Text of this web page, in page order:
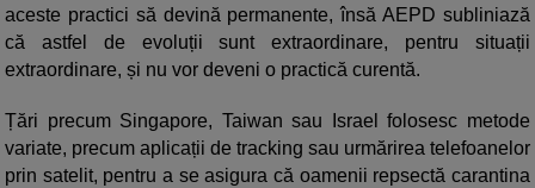
aceste practici să devină permanente, însă AEPD subliniază
că astfel de evoluții sunt extraordinare, pentru situații
extraordinare, și nu vor deveni o practică curentă.
Țări precum Singapore, Taiwan sau Israel folosesc metode
variate, precum aplicații de tracking sau urmărirea telefoanelor
prin satelit, pentru a se asigura că oamenii repsectă carantina